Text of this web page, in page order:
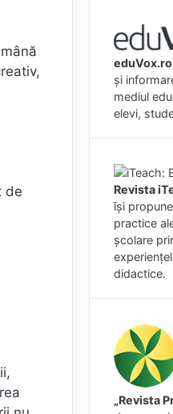
de
eduVox.ro
și
mediul
elevi,
Revista
îşi
practice
şcolare
didactice.
„Revista